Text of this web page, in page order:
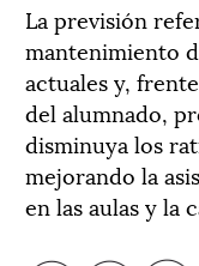
La previsión
mantenimiento
actuales y,
del alumnado,
disminuya los
mejorando la
en las aulas y la